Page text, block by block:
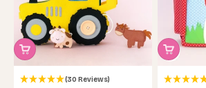
(30 Reviews)